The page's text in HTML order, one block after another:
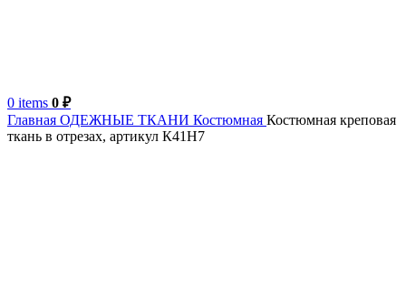
0 items 0 ₽
Главная ОДЕЖНЫЕ ТКАНИ Костюмная Костюмная креповая
ткань в отрезах, артикул К41Н7